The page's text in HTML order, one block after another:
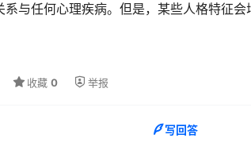
系与任何心理疾病。但是，某些人格特征
收藏 0 举报
写回答